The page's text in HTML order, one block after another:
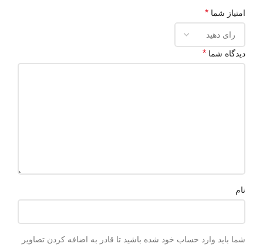
امتیاز شما *
دیدگاه شما *
نام
شما باید وارد حساب خود شده باشید تا قادر به اضافه کردن تصاویر